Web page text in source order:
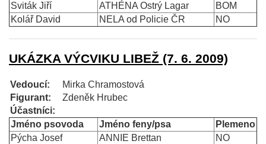
Sviták Jiří
ATHÉNA Ostrý Lagar
BOM
Kolář David
NELA od Policie ČR NO
UKÁZKA VÝCVIKU LIBEŽ (7. 6. 2009)
Vedoucí:
Mirka Chramostová
Figurant:
Zdeněk Hrubec
Účastníci:
Jméno psovoda
Jméno feny/psa
Plemeno
Pýcha Josef
ANNIE Brettan
NO